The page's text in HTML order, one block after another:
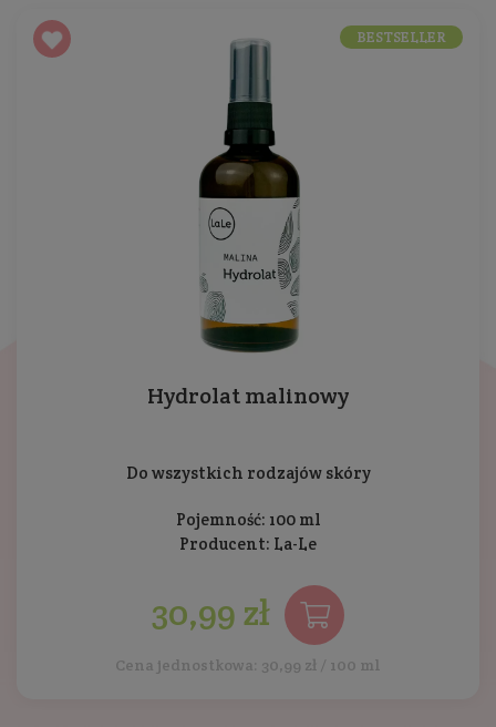
Hydrolat malinowy
Do wszystkich rodzajów skóry
Pojemność: 100 ml
Producent: La-Le
30,99 zł
Cena jednostkowa: 30,99 zł / 100 ml
BESTSELLER